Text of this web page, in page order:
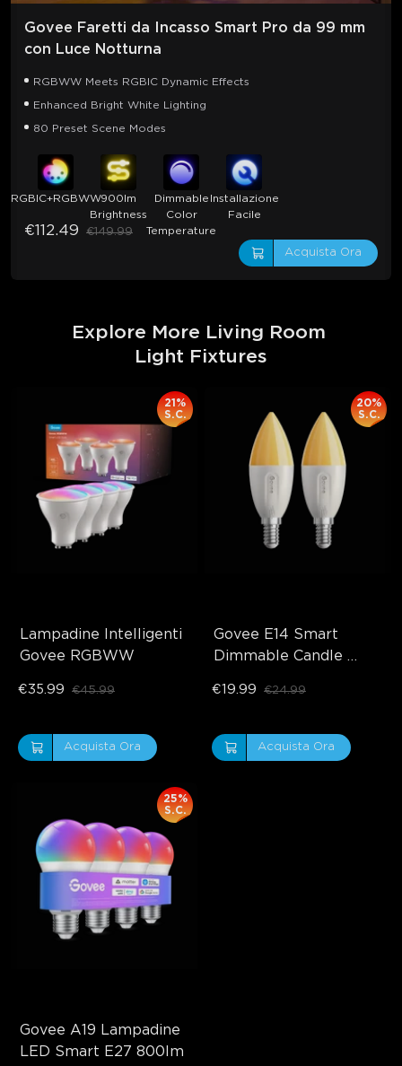
Govee Faretti da Incasso Smart Pro da 99 mm
con Luce Notturna
RGBWW Meets RGBIC Dynamic Effects
Enhanced Bright White Lighting
80 Preset Scene Modes
RGBIC+RGBWW900lm
Brightness
Dimmable
Color
Temperature
Installazione
Facile
€112.49
€149.99
Acquista Ora
Explore More Living Room
Light Fixtures
Lampadine Intelligenti
Govee RGBWW
21%
S.C.
€35.99 €45.99
Acquista Ora
Govee E14 Smart
Dimmable Candle
20%
S.C.
€19.99 €24.99
Acquista Ora
Govee A19 Lampadine
LED Smart E27 800lm
25%
S.C.